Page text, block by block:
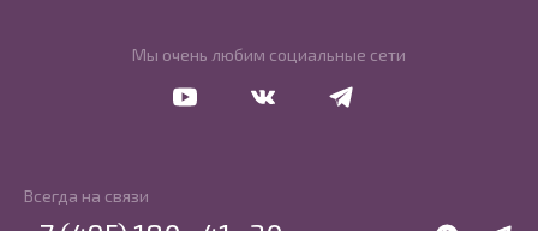
Мы очень любим социальные сети
Всегда на связи